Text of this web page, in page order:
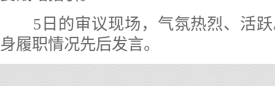
5日的审议现场，气氛热烈、活跃
身履职情况先后发言。